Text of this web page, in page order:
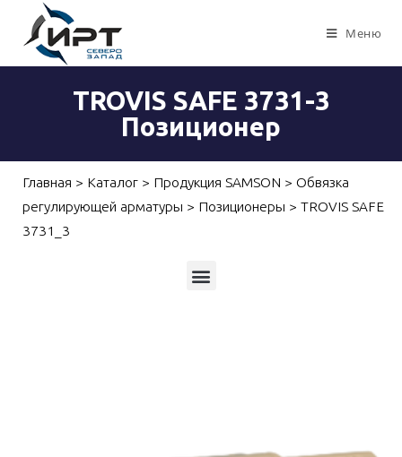
Меню
TROVIS SAFE 3731-3
Позиционер
Главная > Каталог > Продукция SAMSON > Обвязка
регулирующей арматуры > Позиционеры >TROVIS SAFE
3731_3